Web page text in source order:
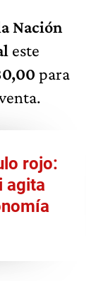
Nación
este
para
rojo:
agita